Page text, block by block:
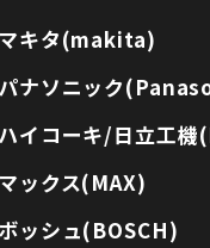
マキタ(makita)
パナソニック
ハイコーキ/日立工
マックス(MAX)
ボッシュ(BOSCH)